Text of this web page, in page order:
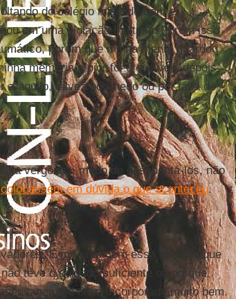
do colégio me rodearam e
em uma violação múltipla. Porém isso
porém que minha mente guardou
memória o pior foi o que veio depois
a aquilo, talvez por medo ou por falta de
vergonha, medo de desapontá-los, não
colocassem em dúvida o que aconteceu.
E me criei com essa ideia de que
teve o cuidado suficiente ou porque
eu tinha incorporado muito bem.